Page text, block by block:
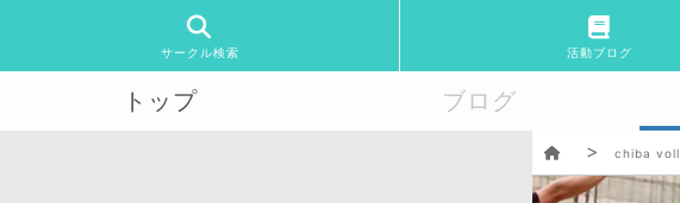
サークル検索 活動ブログ
トップ ブログ
chiba